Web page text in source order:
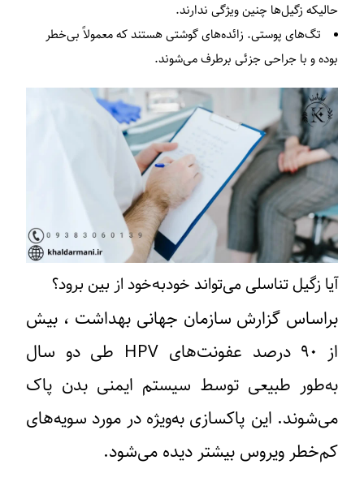
حالیکه زگیل‌ها چنین ویژگی ندارند.
تگ‌های پوستی. زائده‌های گوشتی هستند که معمولاً بی‌خطر
بوده و با جراحی جزئی برطرف می‌شوند.
آیا زگیل تناسلی می‌تواند خودبه‌خود از بین برود؟
براساس گزارش سازمان جهانی بهداشت ، بیش
از ۹۰ درصد عفونت‌های HPV طی دو سال
به‌طور طبیعی توسط سیستم ایمنی بدن پاک
می‌شوند. این پاکسازی به‌ویژه در مورد سویه‌های
کم‌خطر ویروس بیشتر دیده می‌شود.